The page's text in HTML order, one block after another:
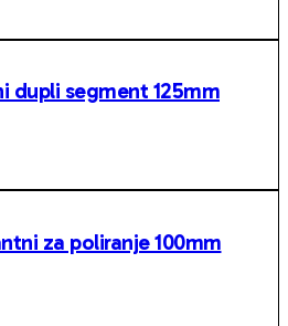
dupli segment 125mm
za poliranje 100mm